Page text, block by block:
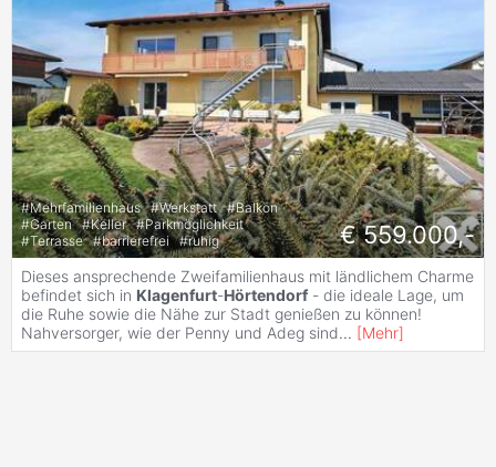
#Mehrfamilienhaus #Werkstatt #Balkon
#Garten #Keller #Parkmöglichkeit
#Terrasse #barrierefrei #ruhig € 559.000,-
Dieses ansprechende Zweifamilienhaus mit ländlichem Charme
befindet sich in Klagenfurt-Hörtendorf - die ideale Lage, um
die Ruhe sowie die Nähe zur Stadt genießen zu können!
Nahversorger, wie der Penny und Adeg sind... [Mehr]